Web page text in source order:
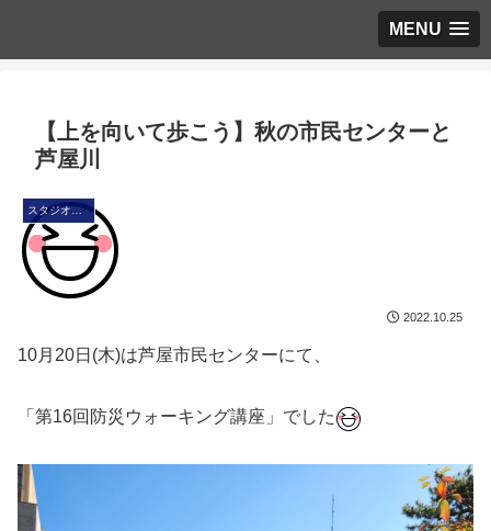
MENU
【上を向いて歩こう】秋の市民センターと
芦屋川
スタジオ・ブログ
2022.10.25
10月20日(木)は芦屋市民センターにて、
「第16回防災ウォーキング講座」でした